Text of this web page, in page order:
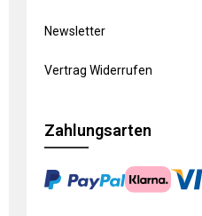
Newsletter
Vertrag Widerrufen
Zahlungsarten